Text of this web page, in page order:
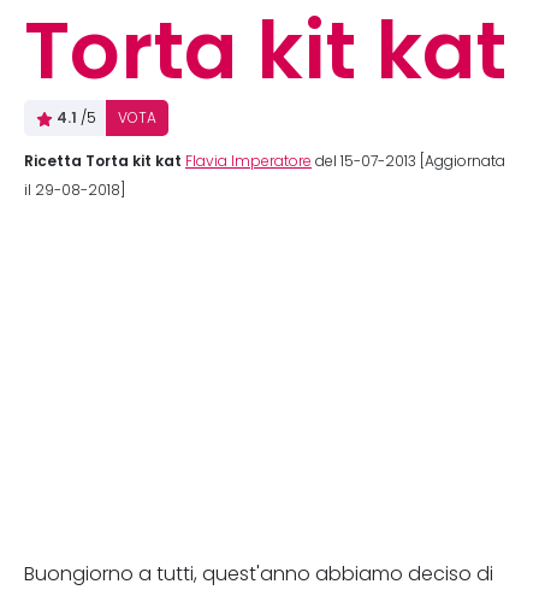
Torta kit kat
4.1 /5 VOTA
Ricetta Torta kit kat Flavia Imperatore del 15-07-2013 [Aggiornata
il 29-08-2018]
Buongiorno a tutti, quest'anno abbiamo deciso di